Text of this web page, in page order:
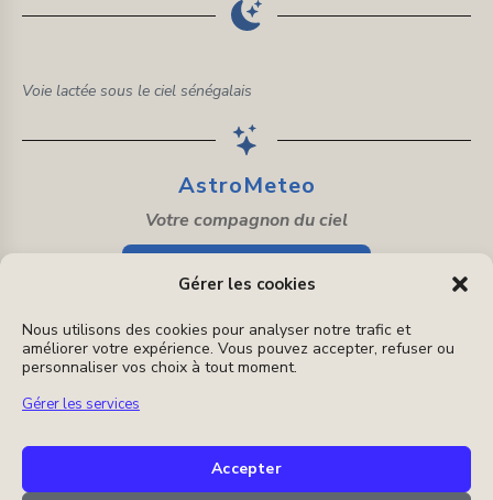
Gérer les cookies
Nous utilisons des cookies pour analyser notre trafic et
améliorer votre expérience. Vous pouvez accepter, refuser ou
personnaliser vos choix à tout moment.
Gérer les services
Accepter
Voie lactée sous le ciel sénégalais
AstroMeteo
Votre compagnon du ciel
🔭 Découvrir AstroMeteo
Application d'astronomie 100 % gratuite
Instagram
E-
Politique de cookies-Mentions légales